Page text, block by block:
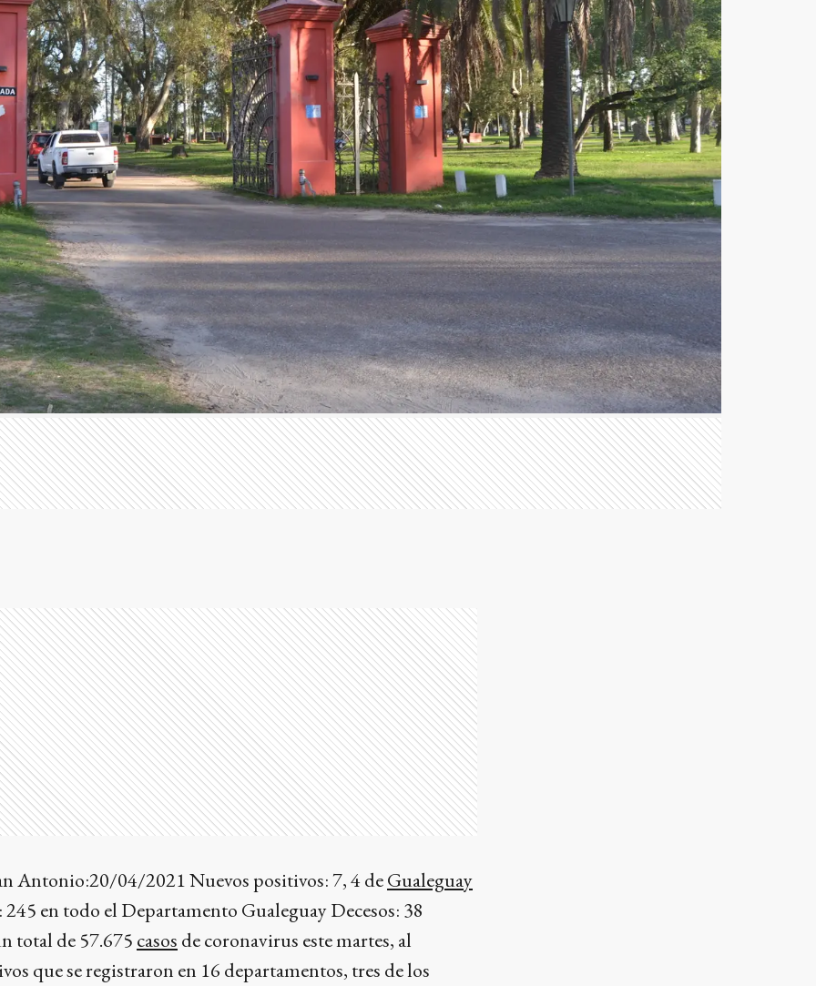
Antonio:20/04/2021 Nuevos positivos: 7, 4 deGualeguay
245 en todo el Departamento Gualeguay Decesos: 38
total de 57.675 casos de coronavirus este martes, al
que se registraron en 16 departamentos, tres de los